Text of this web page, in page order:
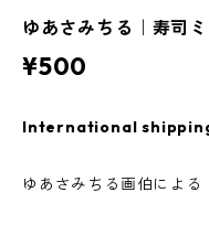
ゆあさみちる｜寿司
¥500
International
ゆあさみちる画伯によ